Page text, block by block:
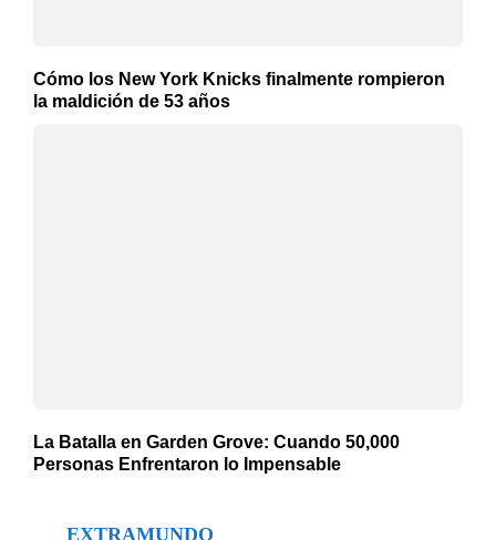
Cómo los New York Knicks finalmente rompieron
la maldición de 53 años
La Batalla en Garden Grove: Cuando 50,000
Personas Enfrentaron lo Impensable
EXTRAMUNDO